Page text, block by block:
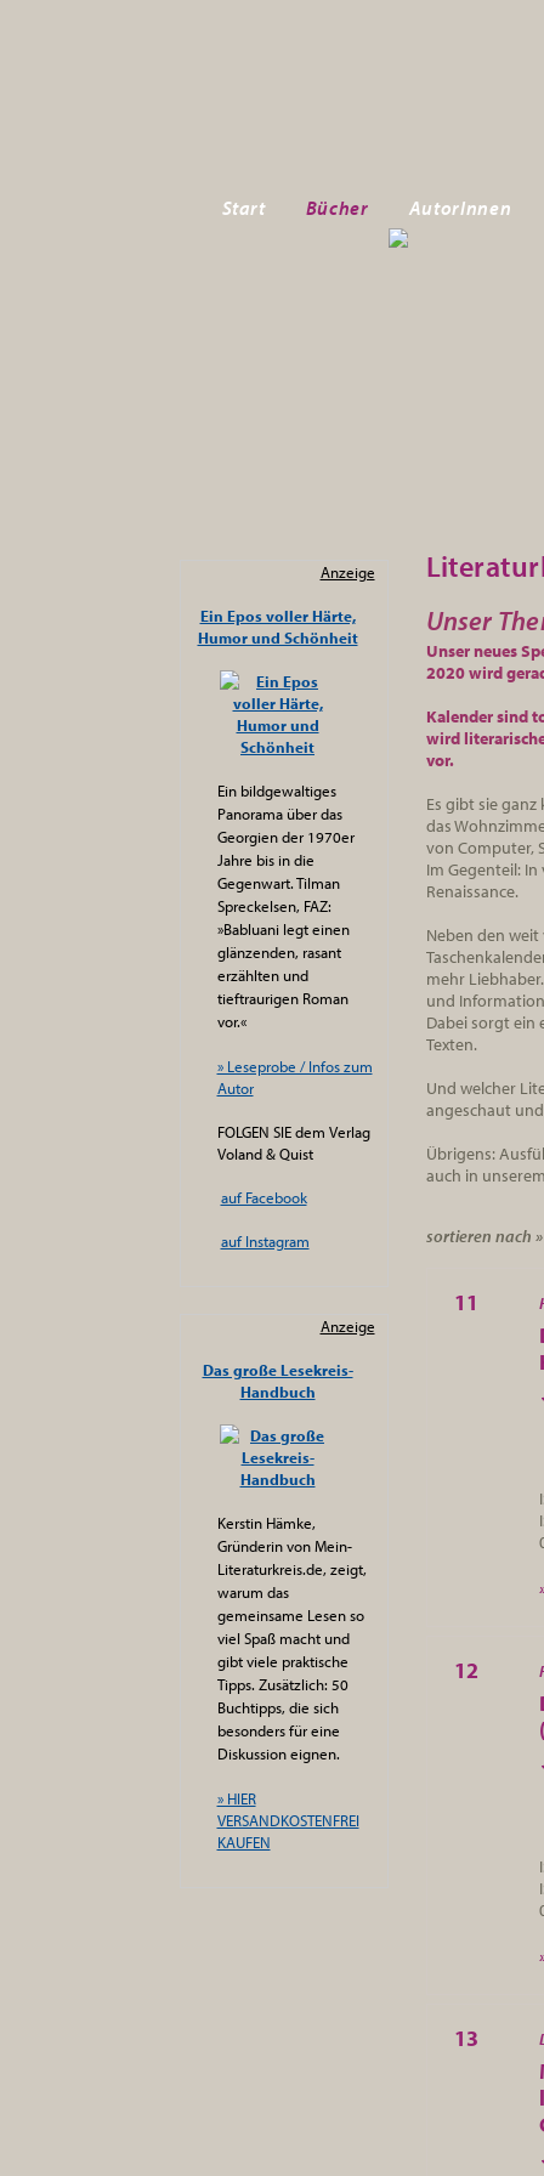
Start Bücher AutorInnen
Unser
Unser neues
2020 wird
Kalender sind
wird
vor.
Es gibt sie
das
von Computer,
Im Gegenteil:
Renaissance.
Neben den
mehr
und
Dabei sorgt ein
Texten.
Und welcher
angeschaut
Übrigens:
auch in
sortieren nach
11
12
13
Anzeige
Ein Epos voller Härte,
Humor und Schönheit
Ein bildgewaltiges
Panorama über das
Georgien der 1970er
Jahre bis in die
Gegenwart. Tilman
Spreckelsen, FAZ:
»Babluani legt einen
glänzenden, rasant
erzählten und
tieftraurigen Roman
vor.«
» Leseprobe / Infos zum
Autor
FOLGEN SIE dem Verlag
Voland & Quist
auf Facebook
auf Instagram
Anzeige
Das große Lesekreis-
Handbuch
Kerstin Hämke,
Gründerin von Mein-
Literaturkreis.de, zeigt,
warum das
gemeinsame Lesen so
viel Spaß macht und
gibt viele praktische
Tipps. Zusätzlich: 50
Buchtipps, die sich
besonders für eine
Diskussion eignen.
» HIER
VERSANDKOSTENFREI
KAUFEN